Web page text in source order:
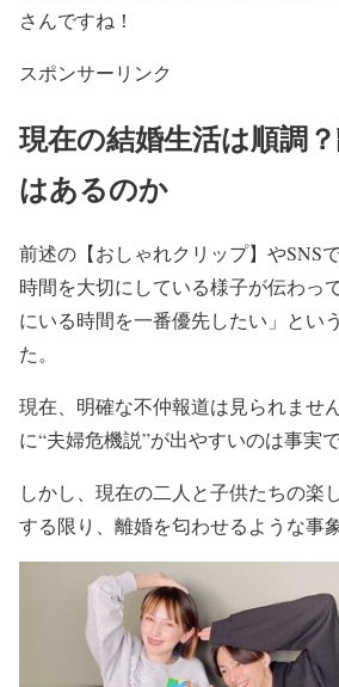
さんですね！
スポンサーリンク
現在の結婚生活は順調
はあるのか
前述の 【おしゃれクリップ】 やSNS
時間を大切にしている様子が伝わっ
にいる時間を一番優先したい」とい
た。
現在、明確な不仲報道は見られませ
に“夫婦危機説”が出やすいのは事実
しかし、 現在の二人と子供たちの楽
する限り、 離婚を匂わせるような事